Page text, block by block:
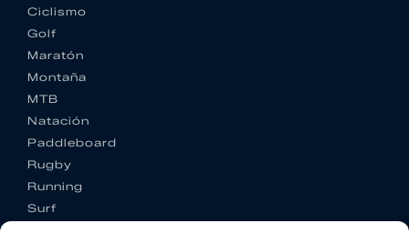
Ciclismo
Golf
Maratón
Montaña
MTB
Natación
Paddleboard
Rugby
Running
Surf